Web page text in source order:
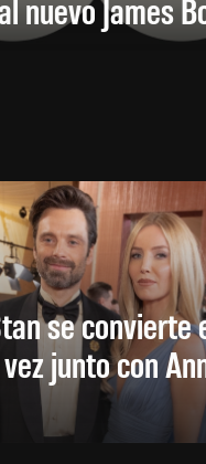
nuevo James
se convierte
junto con